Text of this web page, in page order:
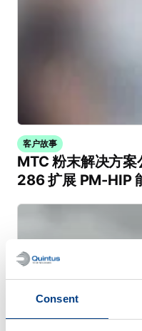
Consent
客户故事
MTC 粉末解决方
286 扩展 PM-HIP